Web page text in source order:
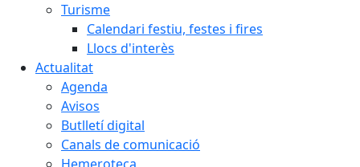
Turisme
Calendari festiu, festes i fires
Llocs d'interès
Actualitat
Agenda
Avisos
Butlletí digital
Canals de comunicació